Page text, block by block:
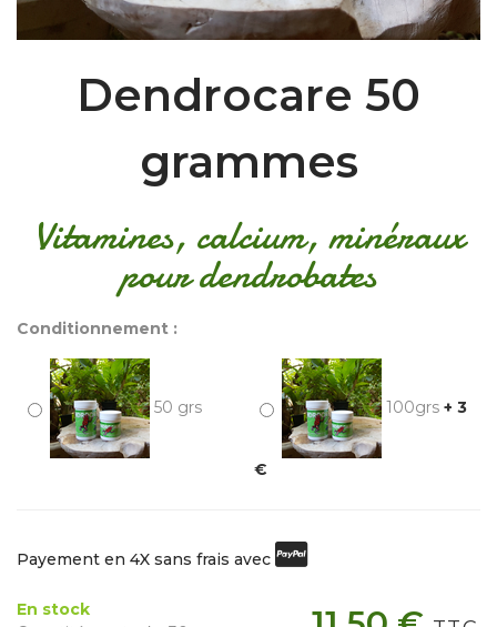
Dendrocare 50
grammes
Vitamines, calcium, minéraux
pour dendrobates
Conditionnement :
50 grs 100grs + 3
€
Payement en 4X sans frais avec
En stock